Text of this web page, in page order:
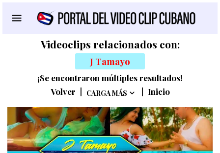
Videoclips relacionados con:
J Tamayo
¡Se encontraron múltiples resultados!
Volver
CARGA MÁS Inicio